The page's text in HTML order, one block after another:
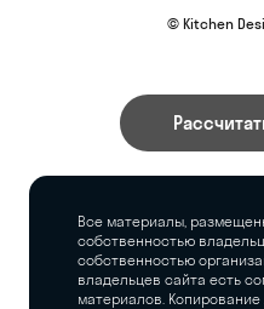
© Kitchen
Все материалы,
собственностью
собственностью
владельцев сайта есть
материалов.